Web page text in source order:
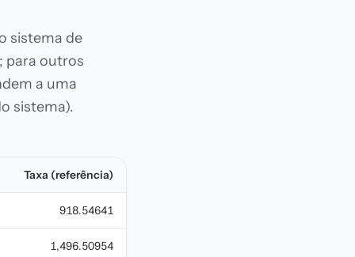
sistema de
para outros
a uma
sistema).
Taxa (referência)
918.54641
1,496.50954